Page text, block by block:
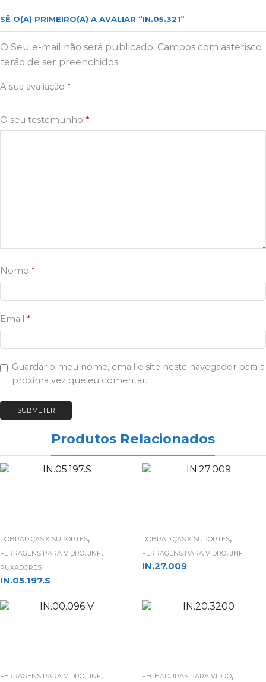
SÊ O(A) PRIMEIRO(A) A AVALIAR “IN.05.321”
O Seu e-mail não será publicado. Campos com asterisco
terão de ser preenchidos.
A sua avaliação *
O seu testemunho *
Nome *
Email *
Guardar o meu nome, email e site neste navegador para a
próxima vez que eu comentar.
Produtos Relacionados
DOBRADIÇAS & SUPORTES,
FERRAGENS PARA VIDRO, JNF,
PUXADORES
IN.05.197.S
DOBRADIÇAS & SUPORTES,
FERRAGENS PARA VIDRO, JNF
IN.27.009
FERRAGENS PARA VIDRO, JNF, FECHADURAS PARA VIDRO,